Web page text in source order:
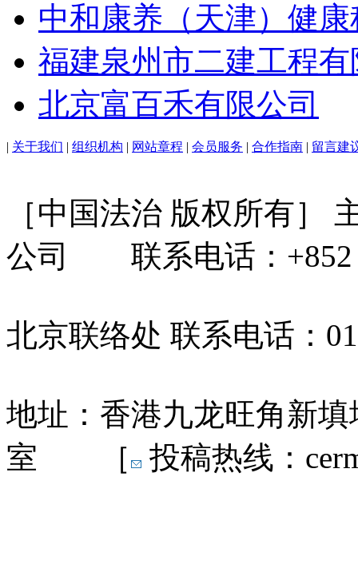
中和康养（天津）健
福建泉州市二建工程
北京富百禾有限公司
| 关于我们 | 组织机构 | 网站章程 | 会员服务 | 合作指南 | 留言建
［中国法治 版权所有］
公司 联系电话：+852
北京联络处 联系电话：
地址：香港九龙旺角新
室 ［
投稿热线：